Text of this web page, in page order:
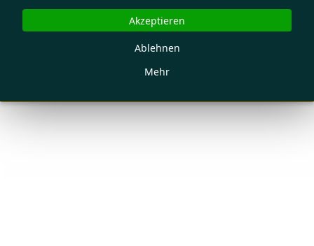
Mehr
Ablehnen
Akzeptieren